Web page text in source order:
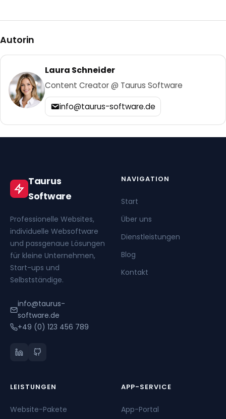
Autorin
Laura Schneider
Content Creator @ Taurus Software
info@taurus-software.de
Taurus
Software
Professionelle Websites,
individuelle Websoftware
und passgenaue Lösungen
für kleine Unternehmen,
Start-ups und
Selbstständige.
info@taurus-
software.de
+49 (0) 123 456 789
NAVIGATION
Start
Über uns
Dienstleistungen
Blog
Kontakt
LEISTUNGEN
Website-Pakete
APP-SERVICE
App-Portal